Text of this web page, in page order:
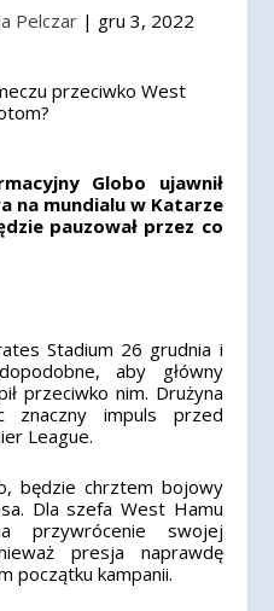
Pelczar | gru 3, 2022
Globo ujawnił
na mundialu w Katarze
pauzował przez co
Stadium 26 grudnia i
aby główny
przeciwko nim. Drużyna
znaczny impuls przed
League.
będzie chrztem bojowy
Dla szefa West Hamu
przywrócenie swojej
presja naprawdę
początku kampanii.